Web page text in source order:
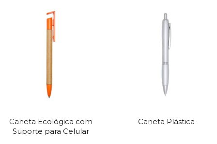
Caneta Ecológica com
Suporte para Celular
Caneta Plástica